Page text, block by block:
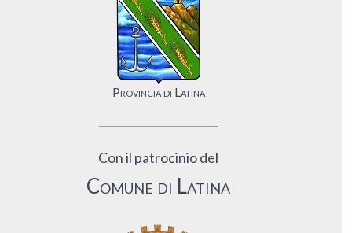
Provincia di Latina
Con il patrocinio del
Comune di Latina